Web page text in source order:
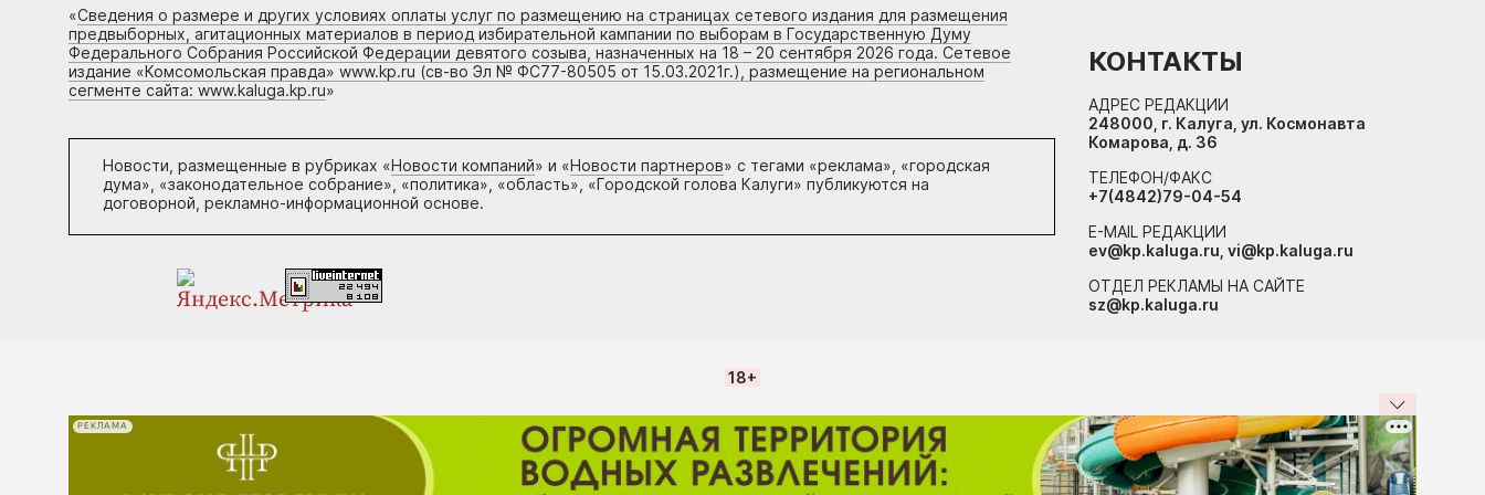
«Сведения о размере и других условиях оплаты услуг по размещению на страницах сетевого издания для размещения
предвыборных, агитационных материалов в период избирательной кампании по выборам в Государственную Думу
Федерального Собрания Российской Федерации девятого созыва, назначенных на 18 – 20 сентября 2026 года. Сетевое
издание «Комсомольская правда» www.kp.ru (св-во Эл № ФС77-80505 от 15.03.2021г.), размещение на региональном
сегменте сайта: www.kaluga.kp.ru»
Новости, размещенные в рубриках «Новости компаний» и «Новости партнеров» с тегами «реклама», «городская
дума», «законодательное собрание», «политика», «область», «Городской голова Калуги» публикуются на
договорной, рекламно-информационной основе.
КОНТАКТЫ
АДРЕС РЕДАКЦИИ
248000, г. Калуга, ул. Космонавта
Комарова, д. 36
ТЕЛЕФОН/ФАКС
+7(4842)79-04-54
E-MAIL РЕДАКЦИИ
ev@kp.kaluga.ru, vi@kp.kaluga.ru
ОТДЕЛ РЕКЛАМЫ НА САЙТЕ
sz@kp.kaluga.ru
18+
РЕКЛАМА